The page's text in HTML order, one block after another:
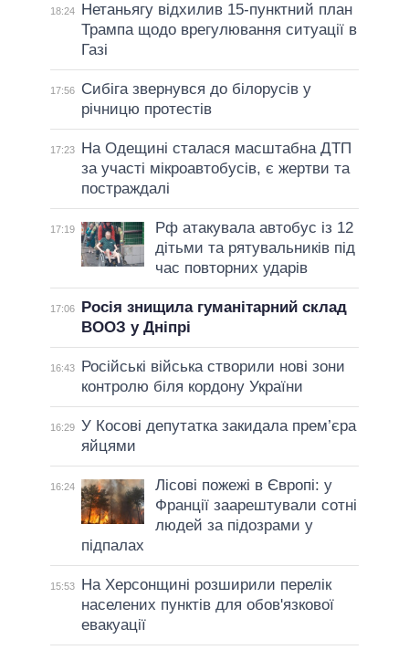
18:24
Нетаньягу відхилив 15-пунктний план
Трампа щодо врегулювання ситуації в
Газі
17:56
Сибіга звернувся до білорусів у
річницю протестів
17:23
На Одещині сталася масштабна ДТП
за участі мікроавтобусів, є жертви та
постраждалі
17:19
Рф атакувала автобус із 12
дітьми та рятувальників під
час повторних ударів
17:06
Росія знищила гуманітарний склад
ВООЗ у Дніпрі
16:43
Російські війська створили нові зони
контролю біля кордону України
16:29 У Косові депутатка закидала прем’єра
яйцями
16:24
Лісові пожежі в Європі: у
Франції заарештували сотні
людей за підозрами у
підпалах
15:53
На Херсонщині розширили перелік
населених пунктів для обов'язкової
евакуації